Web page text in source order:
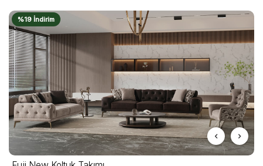
%19 İndirim